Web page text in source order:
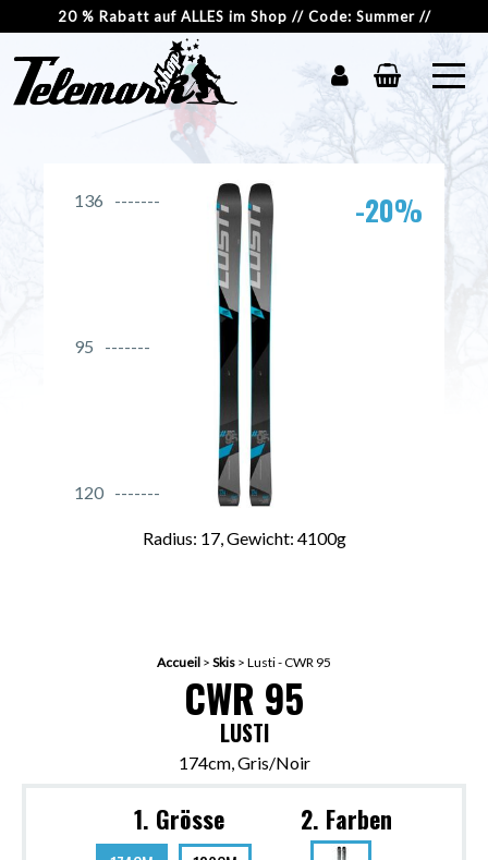
20 % Rabatt auf ALLES im Shop // Code: Summer //
136
95
120
-20%
Radius: 17, Gewicht: 4100g
Accueil > Skis > Lusti - CWR 95
CWR 95
LUSTI
174cm, Gris/Noir
1. Grösse 2. Farben